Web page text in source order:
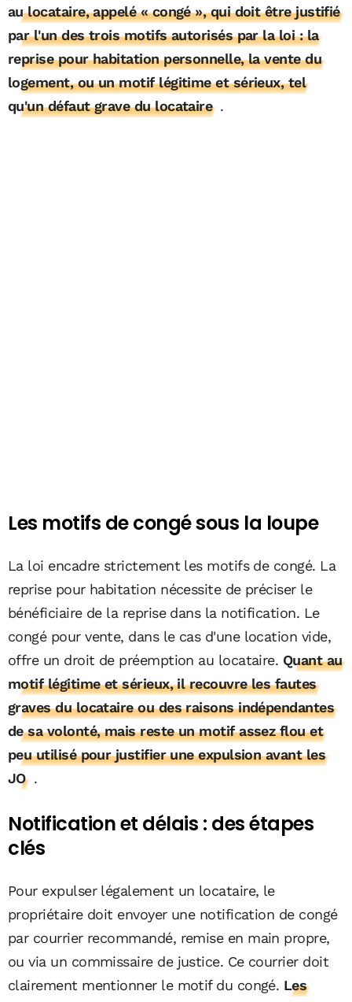
au locataire, appelé « congé », qui doit être justifié
par l'un des trois motifs autorisés par la loi : la
reprise pour habitation personnelle, la vente du
logement, ou un motif légitime et sérieux, tel
qu'un défaut grave du locataire .
Les motifs de congé sous la loupe
La loi encadre strictement les motifs de congé. La
reprise pour habitation nécessite de préciser le
bénéficiaire de la reprise dans la notification. Le
congé pour vente, dans le cas d'une location vide,
offre un droit de préemption au locataire. Quant au
motif légitime et sérieux, il recouvre les fautes
graves du locataire ou des raisons indépendantes
de sa volonté, mais reste un motif assez flou et
peu utilisé pour justifier une expulsion avant les
JO .
Notification et délais : des étapes
clés
Pour expulser légalement un locataire, le
propriétaire doit envoyer une notification de congé
par courrier recommandé, remise en main propre,
ou via un commissaire de justice. Ce courrier doit
clairement mentionner le motif du congé. Les